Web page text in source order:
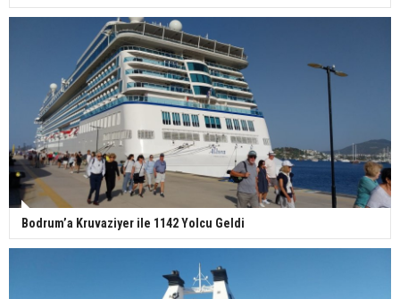
Bodrum’a Kruvaziyer ile 1142 Yolcu Geldi